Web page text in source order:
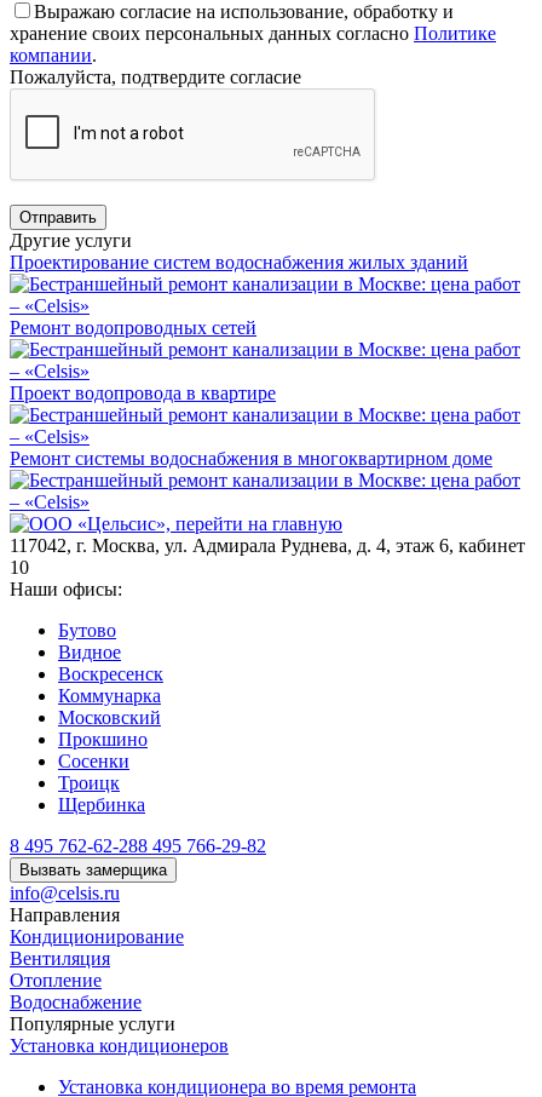
Выражаю согласие на использование, обработку и
хранение своих персональных данных согласно Политике
компании.
Пожалуйста, подтвердите согласие
Отправить
Другие услуги
Проектирование систем водоснабжения жилых зданий
Ремонт водопроводных сетей
Проект водопровода в квартире
Ремонт системы водоснабжения в многоквартирном доме
117042, г. Москва, ул. Адмирала Руднева, д. 4, этаж 6, кабинет
10
Наши офисы:
Бутово
Видное
Воскресенск
Коммунарка
Московский
Прокшино
Сосенки
Троицк
Щербинка
8 495 762-62-288 495 766-29-82
Вызвать замерщика
info@celsis.ru
Направления
Кондиционирование
Вентиляция
Отопление
Водоснабжение
Популярные услуги
Установка кондиционеров
Установка кондиционера во время ремонта